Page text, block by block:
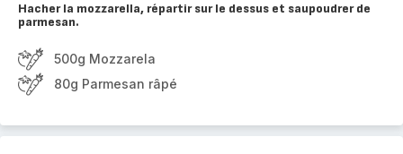
Hacher la mozzarella, répartir sur le dessus et saupoudrer de
parmesan.
500g Mozzarela
80g Parmesan râpé